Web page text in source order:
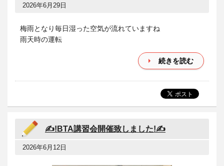
2026年6月29日
梅雨となり毎日湿った空気が流れていますね
雨天時の運転
続きを読む
✍!BTA講習会開催致しました!✍
2026年6月12日